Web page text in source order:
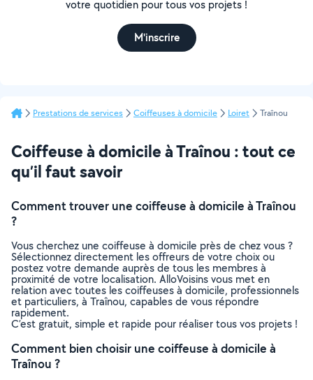
votre quotidien pour tous vos projets !
M'inscrire
Prestations de services Coiffeuses à domicile Loiret Traînou
Coiffeuse à domicile à Traînou : tout ce
qu’il faut savoir
Comment trouver une coiffeuse à domicile à Traînou
?
Vous cherchez une coiffeuse à domicile près de chez vous ?
Sélectionnez directement les offreurs de votre choix ou
postez votre demande auprès de tous les membres à
proximité de votre localisation. AlloVoisins vous met en
relation avec toutes les coiffeuses à domicile, professionnels
et particuliers, à Traînou, capables de vous répondre
rapidement.
C’est gratuit, simple et rapide pour réaliser tous vos projets !
Comment bien choisir une coiffeuse à domicile à
Traînou ?